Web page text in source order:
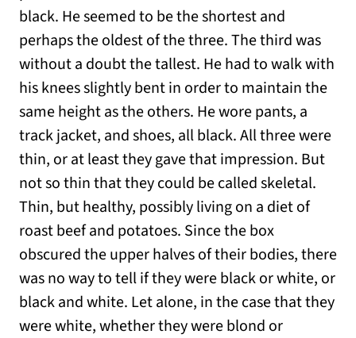
black. He seemed to be the shortest and
perhaps the oldest of the three. The third was
without a doubt the tallest. He had to walk with
his knees slightly bent in order to maintain the
same height as the others. He wore pants, a
track jacket, and shoes, all black. All three were
thin, or at least they gave that impression. But
not so thin that they could be called skeletal.
Thin, but healthy, possibly living on a diet of
roast beef and potatoes. Since the box
obscured the upper halves of their bodies, there
was no way to tell if they were black or white, or
black and white. Let alone, in the case that they
were white, whether they were blond or